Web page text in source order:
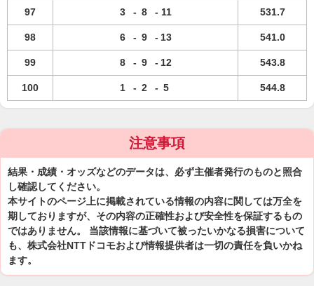
97 3 - 8 - 11 531.7
98 6 - 9 - 13 541.0
99 8 - 9 - 12 543.8
100 1 - 2 - 5 544.8
注意事項
結果・成績・オッズなどのデータは、必ず主催者発行のものと照合
し確認してください。
本サイトのページ上に掲載されている情報の内容に関しては万全を
期しておりますが、その内容の正確性および安全性を保証するもの
ではありません。 当該情報に基づいて被ったいかなる損害について
も、株式会社NTTドコモおよび情報提供者は一切の責任を負いかね
ます。